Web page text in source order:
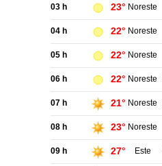
03 h 23° Noreste
04 h 22° Noreste
05 h 22° Noreste
06 h 22° Noreste
07 h 21° Noreste
08 h 23° Noreste
09 h 27° Este